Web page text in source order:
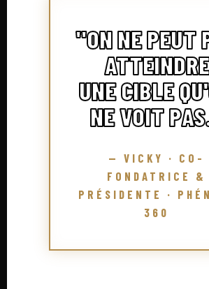
"ON NE PEUT
ATTEINDRE
UNE CIBLE
NE VOIT
— VICKY · CO-
FONDATRICE &
PRÉSIDENTE ·
360